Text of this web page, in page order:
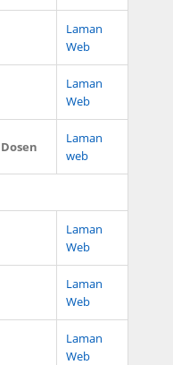
Laman
Web
Laman
Web
Laman
web
Laman
Web
Laman
Web
Laman
Web